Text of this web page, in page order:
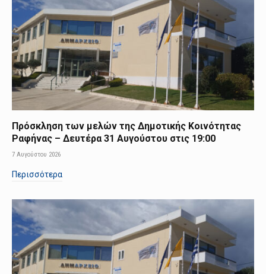
Πρόσκληση των μελών της Δημοτικής Κοινότητας
Ραφήνας – Δευτέρα 31 Αυγούστου στις 19:00
7 Αυγούστου 2026
Περισσότερα